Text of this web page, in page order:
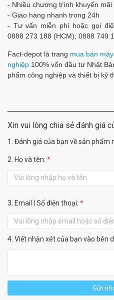
- Nhiều chương trình khuyến mãi
- Giao hàng nhanh trong 24h
- Tư vấn miễn phí hoặc gọi
0888 273 188 (HCM); 0888 749
Fact-depot là trang mua bán
nghiệp 100% vốn đầu tư Nhật
phẩm công nghiệp và thiết bị kỹ
Xin vui lòng chia sẻ đánh giá
1. Đánh giá của bạn về sản phẩm
2. Họ và tên: *
3. Email | Số điện thoại: *
4. Viết nhận xét của bạn vào bên
Gửi